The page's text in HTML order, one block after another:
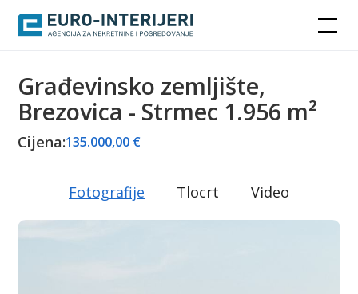
Građevinsko zemljište,
Brezovica - Strmec 1.956 m²
Cijena:135.000,00 €
Fotografije Tlocrt Video